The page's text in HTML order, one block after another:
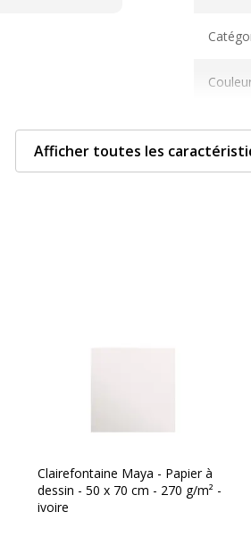
Format
Afficher toutes les
Clairefontaine Maya - Papier à
dessin - 50 x 70 cm - 270 g/m² -
ivoire